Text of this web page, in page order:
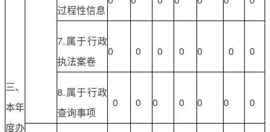
三、
本年
度办
过程性信息
7.属于行政
执法案卷
0 0 0 0 0 0 0
8.属于行政
查询事项
0 0 0 0 0 0 0